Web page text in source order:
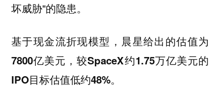
坏威胁"的隐患。
基于现金流折现模型，晨星给出的估值为
7800亿美元，较SpaceX约1.75万亿美元的
IPO目标估值低约48%。